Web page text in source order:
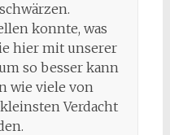
konnte, was
hier mit unserer
so besser kann
wie viele von
Verdacht